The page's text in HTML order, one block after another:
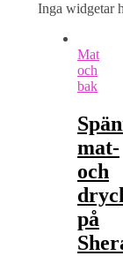
Inga widgetar
Mat
och
bak
mat-
och
på